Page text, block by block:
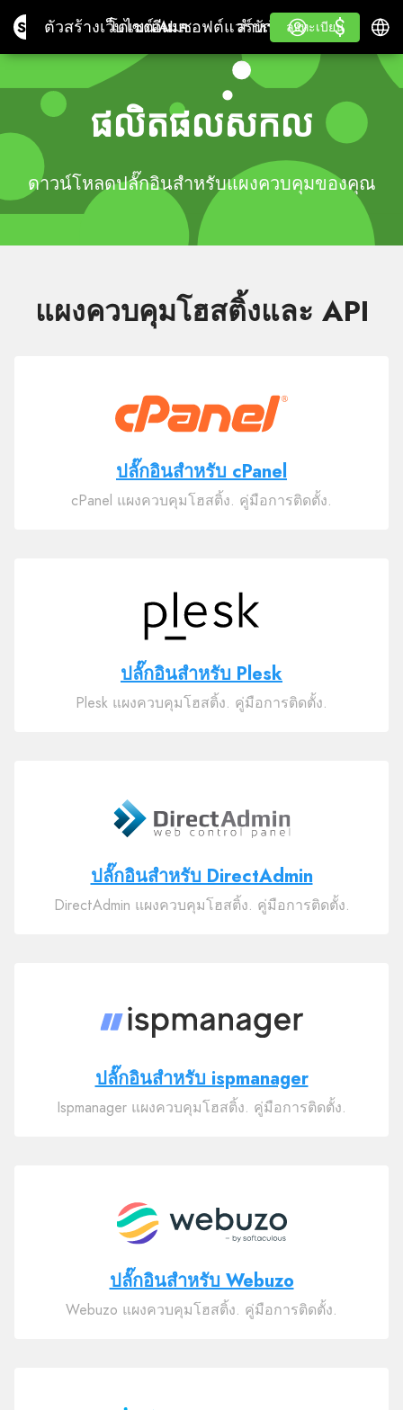
Site.proตัวสร้างเว็บไซต์ AI
ตัวสร้างเว็บไซต์ AI
โดเมนเนม
โดเมนเนม
อีเมล
อีเมลซอฟต์แวร์บัญชี
ซอฟต์แวร์บัญชีสำหรับผู้ขายต่อป้ายขาว
สำหรับผู้ขายต่อ
ป้ายขาว
เรียนรู้
เรียนรู้
ลงทะเบียน
ลงทะเบียน
เข้าสู่ระบบ
$
$ ภาษ
ផលិតផលសកល
ดาวน์โหลดปลั๊กอินสำหรับแผงควบคุมของคุณ
แผงควบคุมโฮสติ้งและ API
ปลั๊กอินสำหรับ cPanel
cPanel แผงควบคุมโฮสติ้ง. คู่มือการติดตั้ง.
ปลั๊กอินสำหรับ Plesk
Plesk แผงควบคุมโฮสติ้ง. คู่มือการติดตั้ง.
ปลั๊กอินสำหรับ DirectAdmin
DirectAdmin แผงควบคุมโฮสติ้ง. คู่มือการติดตั้ง.
ปลั๊กอินสำหรับ ispmanager
Ispmanager แผงควบคุมโฮสติ้ง. คู่มือการติดตั้ง.
ปลั๊กอินสำหรับ Webuzo
Webuzo แผงควบคุมโฮสติ้ง. คู่มือการติดตั้ง.